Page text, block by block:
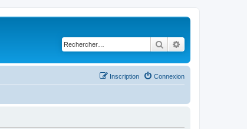
Rechercher
Connexion
Inscription